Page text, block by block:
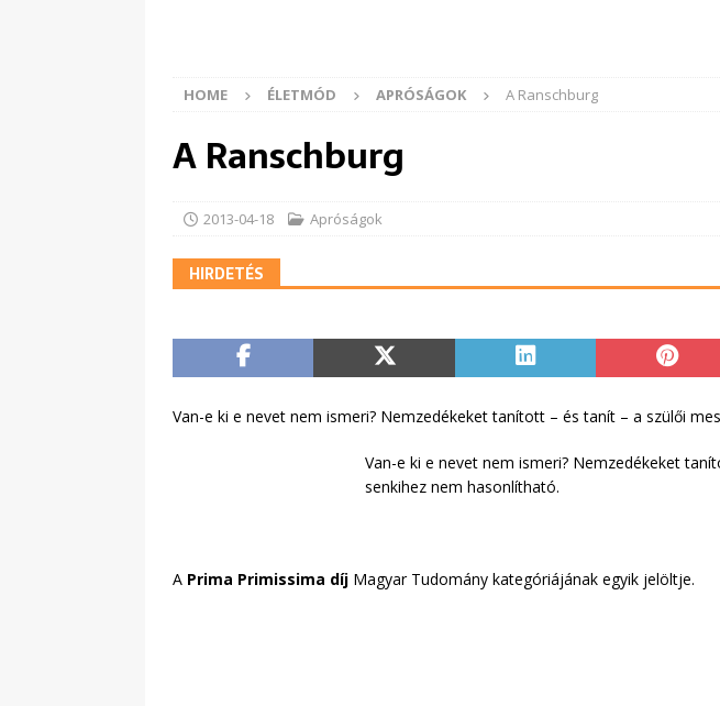
HOME ÉLETMÓD APRÓSÁGOK A Ranschburg
A Ranschburg
2013-04-18 Apróságok
HIRDETÉS
Van-e ki e nevet nem ismeri? Nemzedékeket tanított – és tanít – a szülői
Van-e ki e nevet nem ismeri? Nemzedékeket
senkihez nem hasonlítható.
A Prima Primissima díj Magyar Tudomány kategóriájának egyik jelöltje.